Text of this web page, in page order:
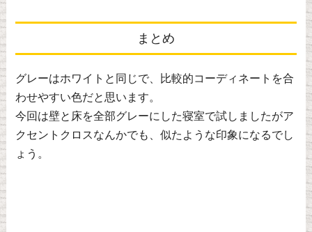
まとめ
グレーはホワイトと同じで、比較的コーディネートを合
わせやすい色だと思います。
今回は壁と床を全部グレーにした寝室で試しましたがア
クセントクロスなんかでも、似たような印象になるでし
ょう。